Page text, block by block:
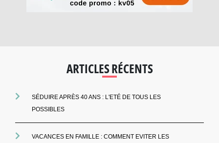
ARTICLES RÉCENTS
SÉDUIRE APRÈS 40 ANS : L'ETÉ DE TOUS LES
POSSIBLES
VACANCES EN FAMILLE : COMMENT EVITER LES